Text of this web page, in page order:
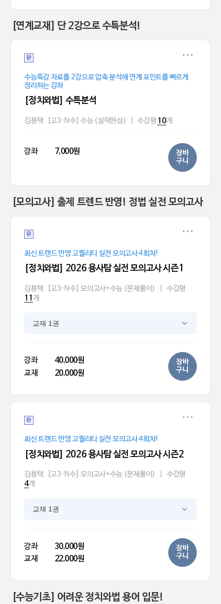
[연계교재] 단 2강으로 수특분석!
완
수능특강 자료를 2강으로 압축 분석해 연계 포인트를 빠르게
정리하는 강좌
[정치와법] 수특분석
김용택 [고3·N수] 수능 (실력완성) 수강평 10개
강좌 7,000원
장바
구니
[모의고사] 출제 트렌드 반영! 정법 실전 모의고사
완
최신 트렌드 반영 고퀄리티 실전 모의고사 4회차!
[정치와법] 2026 용사탐 실전 모의고사 시즌1
김용택 [고3·N수] 모의고사+수능 (문제풀이) 수강평
11 개
교재 1권
강좌
40,000원
교재
20,000원
장바
구니
완
최신 트렌드 반영 고퀄리티 실전 모의고사 4회차!
[정치와법] 2026 용사탐 실전 모의고사 시즌2
김용택 [고3·N수] 모의고사+수능 (문제풀이) 수강평
4개
교재 1권
강좌
30,000원
교재
22,000원
장바
구니
[수능기초] 어려운 정치와법 용어 입문!